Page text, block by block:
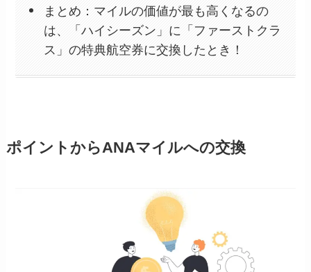
まとめ：マイルの価値が最も高くなるの
は、「ハイシーズン」に「ファーストクラ
ス」の特典航空券に交換したとき！
ポイントからANAマイルへの交換